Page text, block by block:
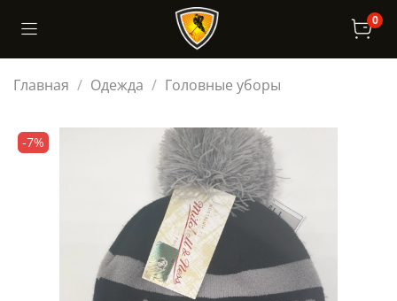
0
Главная Одежда Головные уборы
-7%